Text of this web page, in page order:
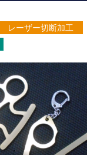
レーザー切断加工